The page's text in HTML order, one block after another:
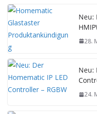
Neu:
28.
Neu:
24.